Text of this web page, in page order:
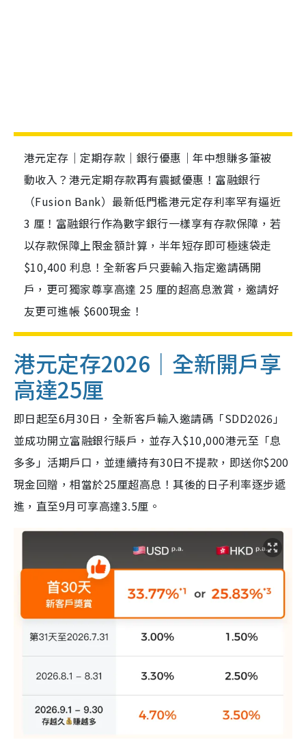
港元定存｜定期存款｜銀行優惠｜年中想賺多筆被
動收入？港元定期存款再有震撼優惠！富融銀行
（Fusion Bank）最新低門檻港元定存利率罕有逼近
3 厘！富融銀行作為數字銀行一樣享有存款保障，若
以存款保障上限金額計算，半年短存即可極速袋走
$10,400 利息！全新客戶只要輸入指定邀請碼開
戶，更可獨家尊享高達 25 厘的超高息激賞，邀請好
友更可進帳 $600現金！
港元定存2026｜全新開戶享
高達25厘
即日起至6月30日，全新客戶輸入邀請碼「SDD2026」
並成功開立富融銀行賬戶，並存入$10,000港元至「息
多多」活期戶口，並連續持有30日不提款，即送你$200
現金回贈，相當於25厘超高息！其後的日子利率逐步遞
進，直至9月可享高達3.5厘。